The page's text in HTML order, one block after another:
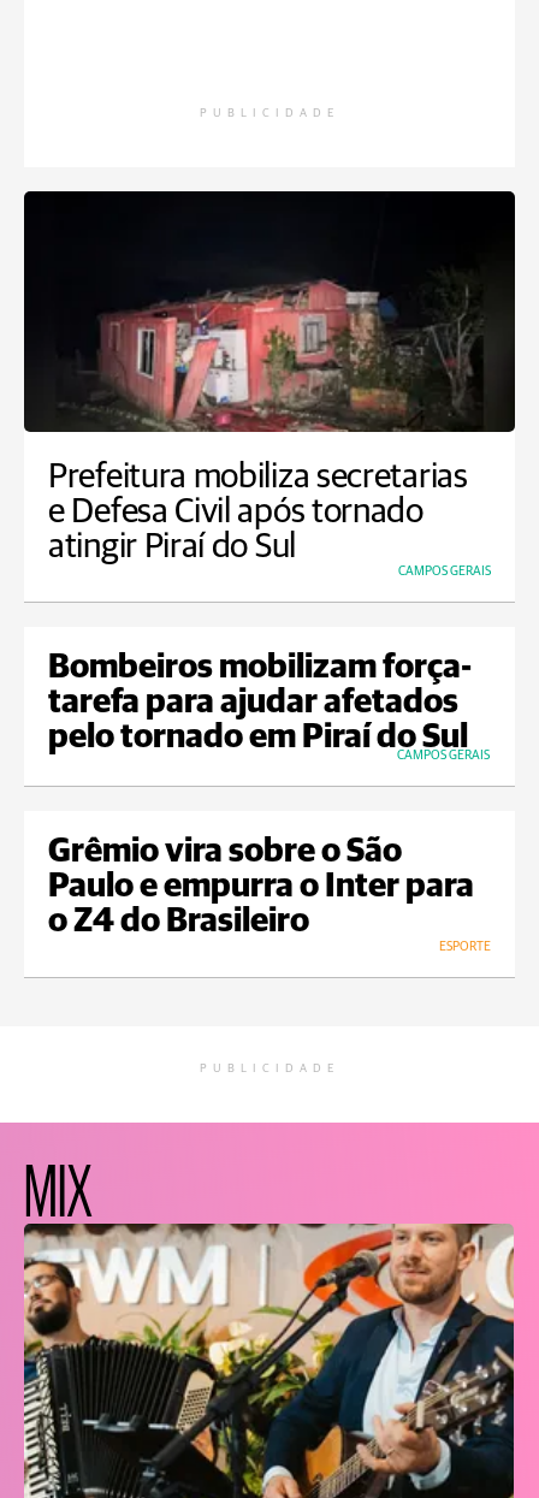
PUBLICIDADE
Prefeitura mobiliza secretarias
e Defesa Civil após tornado
atingir Piraí do Sul
CAMPOS GERAIS
Bombeiros mobilizam força-
tarefa para ajudar afetados
pelo tornado em Piraí do Sul
CAMPOS GERAIS
Grêmio vira sobre o São
Paulo e empurra o Inter para
o Z4 do Brasileiro
ESPORTE
PUBLICIDADE
MIX